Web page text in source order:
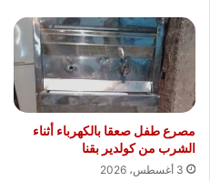
مصرع طفل صعقا بالكهرباء أثناء
الشرب من كولدير بقنا
3 أغسطس، 2026